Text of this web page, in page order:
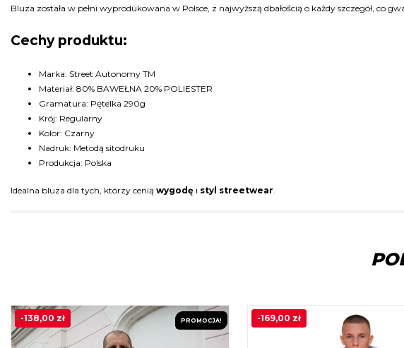
Bluza została w pełni wyprodukowana w Polsce, z najwyższą dbałością o każdy szczegół, co
Cechy produktu:
Marka: Street Autonomy TM
Materiał: 80% BAWEŁNA 20% POLIESTER
Gramatura: Pętelka 290g
Krój: Regularny
Kolor: Czarny
Nadruk: Metodą sitodruku
Produkcja: Polska
Idealna bluza dla tych, którzy cenią wygodę i styl streetwear.
PROMOCJA!
-138,00 zł -169,00 zł